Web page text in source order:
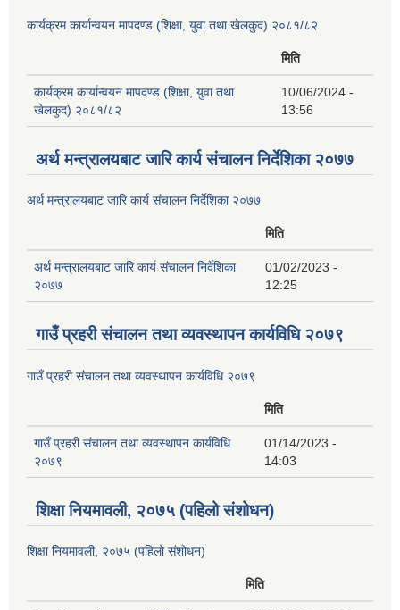
कार्यक्रम कार्यान्वयन मापदण्ड (शिक्षा, युवा तथा खेलकुद) २०८१/८२
मिति
कार्यक्रम कार्यान्वयन मापदण्ड (शिक्षा, युवा तथा
खेलकुद) २०८१/८२
10/06/2024 -
13:56
अर्थ मन्त्रालयबाट जारि कार्य संचालन निर्देशिका २०७७
अर्थ मन्त्रालयबाट जारि कार्य संचालन निर्देशिका २०७७
मिति
अर्थ मन्त्रालयबाट जारि कार्य संचालन निर्देशिका
२०७७
01/02/2023 -
12:25
गाउँ प्रहरी संचालन तथा व्यवस्थापन कार्यविधि २०७९
गाउँ प्रहरी संचालन तथा व्यवस्थापन कार्यविधि २०७९
मिति
गाउँ प्रहरी संचालन तथा व्यवस्थापन कार्यविधि
२०७९
01/14/2023 -
14:03
शिक्षा नियमावली, २०७५ (पहिलो संशोधन)
शिक्षा नियमावली, २०७५ (पहिलो संशोधन)
मिति